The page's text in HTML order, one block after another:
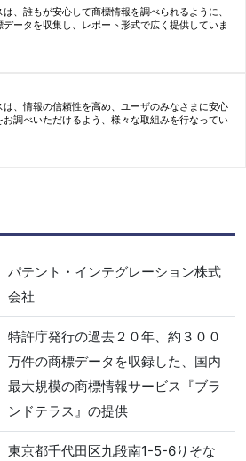
、誰もが安心して商標情報を調べられるように、
データを収集し、レポート形式で広く提供していま
は、情報の信頼性を高め、ユーザのみなさまに安心
お調べいただけるよう、様々な取組みを行なってい
パテント・インテグレーション株式
会社
特許庁発行の過去２０年、約３００
万件の商標データを収録した、国内
最大規模の商標情報サービス『ブラ
ンドテラス』の提供
東京都千代田区九段南1-5-6りそな